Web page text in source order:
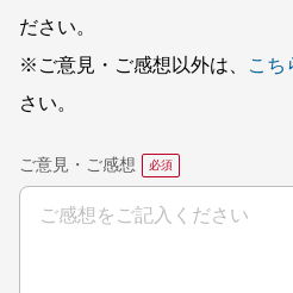
ださい。
※ご意見・ご感想以外は、
こち
さい。
ご意見・ご感想